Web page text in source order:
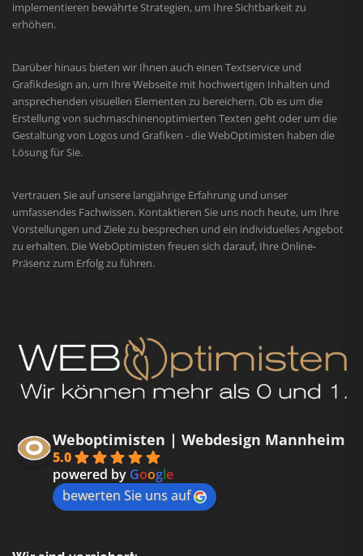
implementieren bewährte Strategien, um Ihre Sichtbarkeit zu
erhöhen.
Darüber hinaus bieten wir Ihnen auch einen Textservice und
Grafikdesign an, um Ihre Webseite mit hochwertigen Inhalten und
ansprechenden visuellen Elementen zu bereichern. Ob es um die
Erstellung von suchmaschinenoptimierten Texten geht oder um die
Gestaltung von Logos und Grafiken - die WebOptimisten haben die
Lösung für Sie.
Vertrauen Sie auf unsere langjährige Erfahrung und unser
umfassendes Fachwissen. Kontaktieren Sie uns noch heute, um Ihre
Vorstellungen und Ziele zu besprechen und ein individuelles Angebot
zu erhalten. Die WebOptimisten freuen sich darauf, Ihre Online-
Präsenz zum Erfolg zu führen.
Weboptimisten | Webdesign Mannheim
5.0
powered by Google
bewerten Sie uns auf